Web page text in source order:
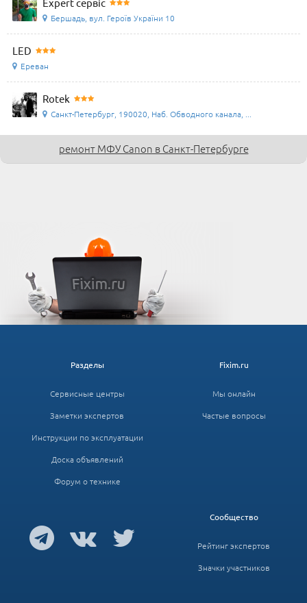
Бершадь, вул. Героїв України 10
LED
Ереван
Rotek
Санкт-Петербург, 190020, Наб. Обводного канала, ...
ремонт МФУ Canon в Санкт-Петербурге
Fixim.ru
Мы онлайн
Частые вопросы
Разделы
Сервисные центры
Заметки экспертов
Инструкции по эксплуатации
Доска объявлений
Форум о технике
Сообщество
Рейтинг экспертов
Значки участников